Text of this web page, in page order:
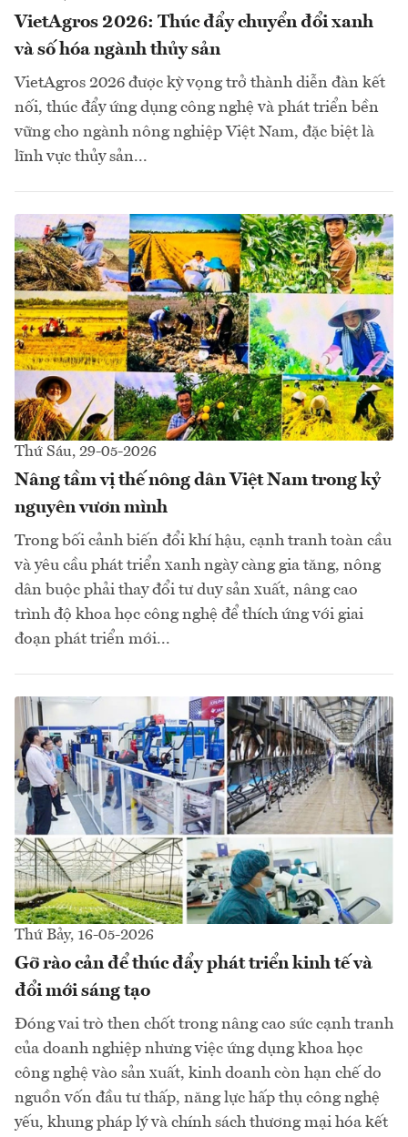
VietAgros 2026: Thúc đẩy chuyển đổi xanh
và số hóa ngành thủy sản
VietAgros 2026 được kỳ vọng trở thành diễn đàn kết
nối, thúc đẩy ứng dụng công nghệ và phát triển bền
vững cho ngành nông nghiệp Việt Nam, đặc biệt là
lĩnh vực thủy sản...
Thứ Sáu, 29-05-2026
Nâng tầm vị thế nông dân Việt Nam trong kỷ
nguyên vươn mình
Trong bối cảnh biến đổi khí hậu, cạnh tranh toàn cầu
và yêu cầu phát triển xanh ngày càng gia tăng, nông
dân buộc phải thay đổi tư duy sản xuất, nâng cao
trình độ khoa học công nghệ để thích ứng với giai
đoạn phát triển mới...
Thứ Bảy, 16-05-2026
Gỡ rào cản để thúc đẩy phát triển kinh tế và
đổi mới sáng tạo
Đóng vai trò then chốt trong nâng cao sức cạnh tranh
của doanh nghiệp nhưng việc ứng dụng khoa học
công nghệ vào sản xuất, kinh doanh còn hạn chế do
nguồn vốn đầu tư thấp, năng lực hấp thụ công nghệ
yếu, khung pháp lý và chính sách thương mại hóa kết